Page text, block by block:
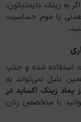
به زینک، دایمتیکون،
معدنی یا موم حساسیت
استفاده شده و جذب
دلیل نمی‌تواند به
پماد زینک اکساید در
با متخصص زنان